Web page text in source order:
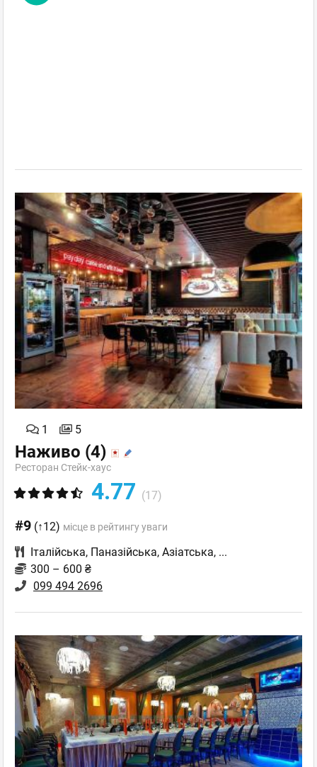
1 5
Наживо (4)
Ресторан Стейк-хаус
4.77 (17)
#9 (↑12) місце в рейтингу уваги
Італійська, Паназійська, Азіатська, ...
300 – 600 ₴
099 494 2696